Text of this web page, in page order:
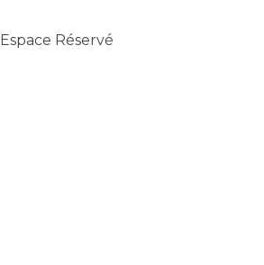
Espace Réservé